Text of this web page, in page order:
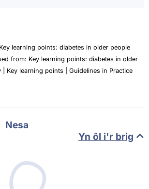
learning points: diabetes in older people
from: Key learning points: diabetes in older
| Key learning points | Guidelines in Practice
Nesa
Yn ôl i'r brig